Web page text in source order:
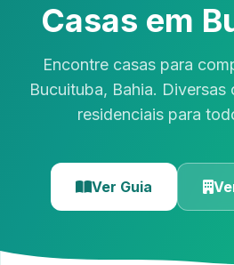
Casas em
Encontre casas para
Bucuituba, Bahia.
residenciais para
Ver Guia